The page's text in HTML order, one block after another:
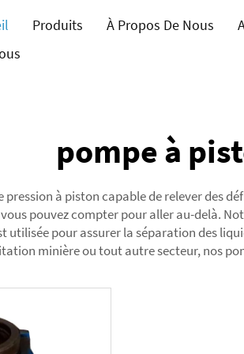
Produits À Propos De Nous
pompe à
à piston capable de relever des
pouvez compter pour aller au-delà.
utilisée pour assurer la séparation des
minière ou tout autre secteur, nos